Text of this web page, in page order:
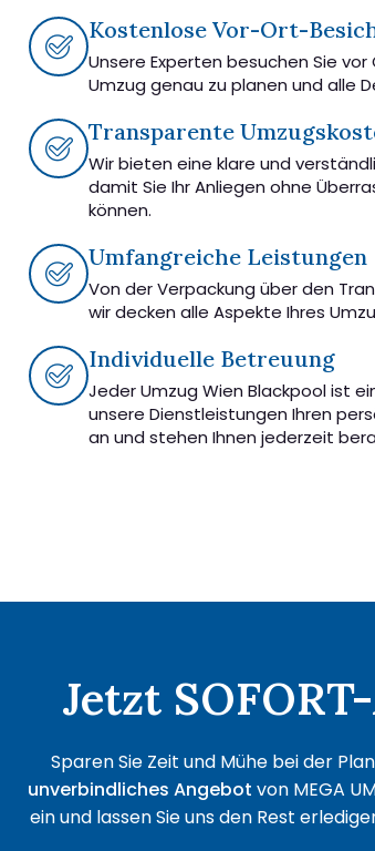
Kostenlose Vor-Ort-
Unsere Experten besuchen Sie vor
Umzug genau zu planen und alle
Transparente
Wir bieten eine klare und
damit Sie Ihr Anliegen ohne
können.
Umfangreiche Leistungen
Von der Verpackung über den
wir decken alle Aspekte Ihres
Individuelle Betreuung
Jeder Umzug Wien Blackpool ist
unsere Dienstleistungen Ihren
an und stehen Ihnen jederzeit
Jetzt
Sparen Sie Zeit und Mühe bei der
unverbindliches Angebot von MEGA
ein und lassen Sie uns den Rest